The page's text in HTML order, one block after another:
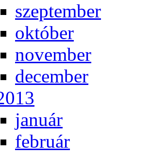
szep­tem­ber
ok­tó­ber
no­vem­ber
de­cem­ber
ja­nu­ár
feb­ru­ár